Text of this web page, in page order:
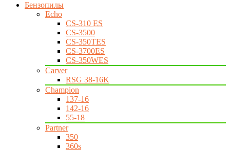
Бензопилы
Echo
CS-310 ES
CS-3500
CS-350TES
CS-3700ES
CS-350WES
Carver
RSG 38-16K
Champion
137-16
142-16
55-18
Partner
350
360s